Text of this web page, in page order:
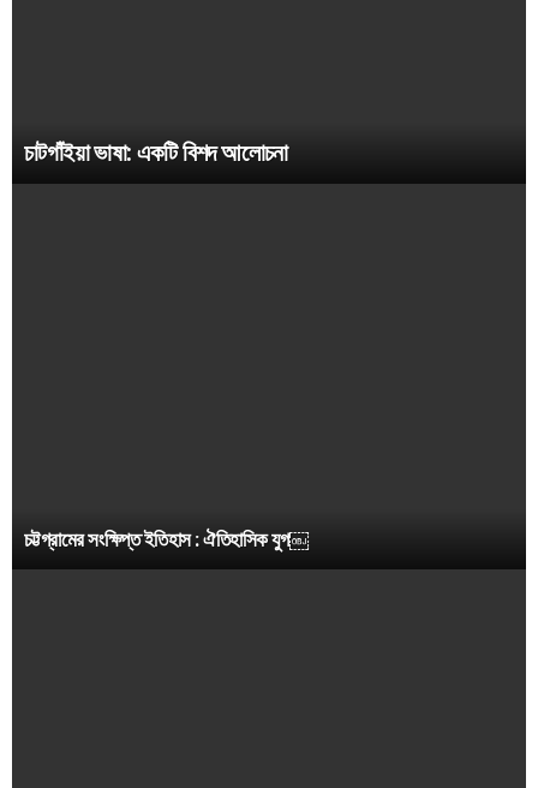
চাটগাঁইয়া ভাষা: একটি বিশদ আলোচনা
চট্টগ্রামের সংক্ষিপ্ত ইতিহাস : ঐতিহাসিক যুগ￼